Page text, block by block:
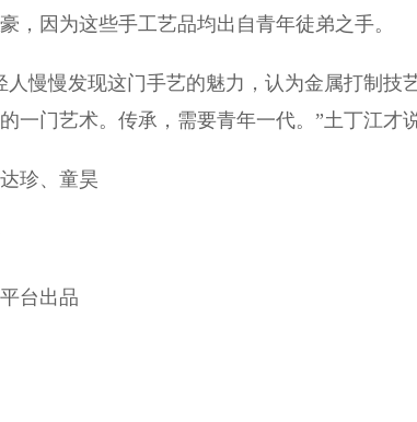
，因为这些手工艺品均出自青年徒弟之手。
慢发现这门手艺的魅力，认为金属打制技
一门艺术。传承，需要青年一代。”土丁江才说
珍、童昊
台出品